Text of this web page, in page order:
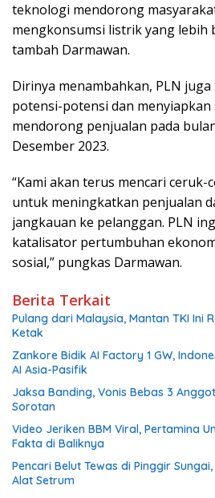
teknologi mendorong
mengkonsumsi listrik yang lebih
tambah Darmawan.
Dirinya menambahkan, PLN
potensi-potensi dan
mendorong penjualan pada
Desember 2023.
“Kami akan terus mencari ceruk-
untuk meningkatkan penjualan
jangkauan ke pelanggan. PLN
katalisator pertumbuhan
sosial,” pungkas Darmawan.
Berita Terkait
Pulang dari Malaysia, Mantan TKI Ini
Ketak
Zankore Bidik AI Factory 1 GW,
AI Asia-Pasifik
Jaksa Banding, Vonis Bebas 3
Sorotan
Video Jeriken BBM Viral, Pertamina
Fakta di Baliknya
Pencari Belut Tewas di Pinggir
Alat Setrum